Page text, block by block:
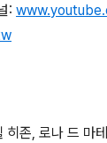
:
히존, 로나 드 마